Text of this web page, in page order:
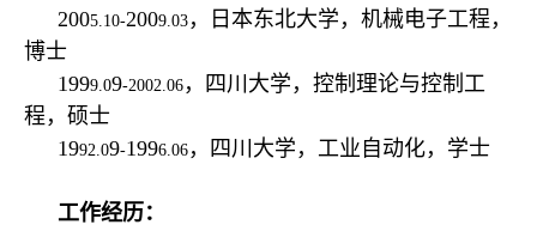
2005.10-2009.03 ，日本东北大学，机械电子工程，
博士
1999.09-2002.06 ，四川大学，控制理论与控制工
程，硕士
1992.09-1996.06 ，四川大学，工业自动化，学士
工作经历：